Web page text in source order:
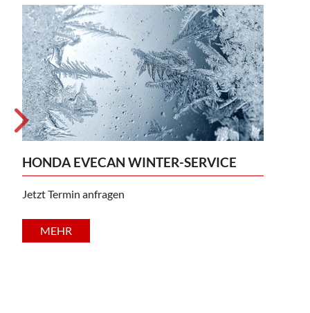
HONDA EVECAN WINTER-SERVICE
Jetzt Termin anfragen
MEHR